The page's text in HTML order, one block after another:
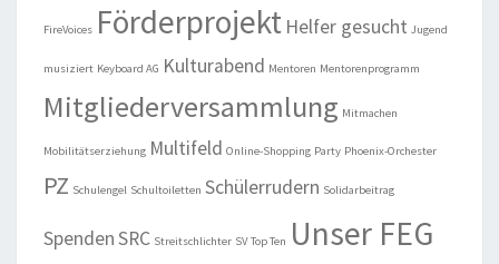
FireVoices Förderprojekt Helfer gesucht Jugend
musiziert Keyboard AG Kulturabend Mentoren Mentorenprogramm
Mitgliederversammlung Mitmachen
Mobilitätserziehung Multifeld Online-Shopping Party Phoenix-Orchester
PZ Schulengel Schultoiletten Schülerrudern Solidarbeitrag
SpendenSRC Streitschlichter SV Top Ten Unser FEG